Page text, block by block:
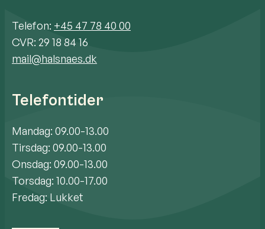
Telefon: +45 47 78 40 00
CVR: 29 18 84 16
mail@halsnaes.dk
Telefontider
Mandag: 09.00-13.00
Tirsdag: 09.00-13.00
Onsdag: 09.00-13.00
Torsdag: 10.00-17.00
Fredag: Lukket